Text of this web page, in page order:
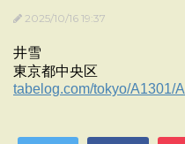
2025/10/16 19:37
井雪
東京都中央区
tabelog.com/tokyo/A1301/